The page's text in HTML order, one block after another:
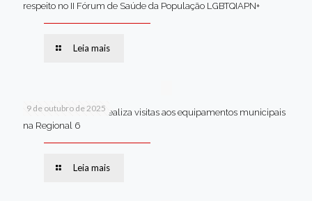
respeito no II Fórum de Saúde da População LGBTQIAPN+
Leia mais
9 de outubro de 2025
Van dos secretários realiza visitas aos equipamentos municipais
na Regional 6
Leia mais